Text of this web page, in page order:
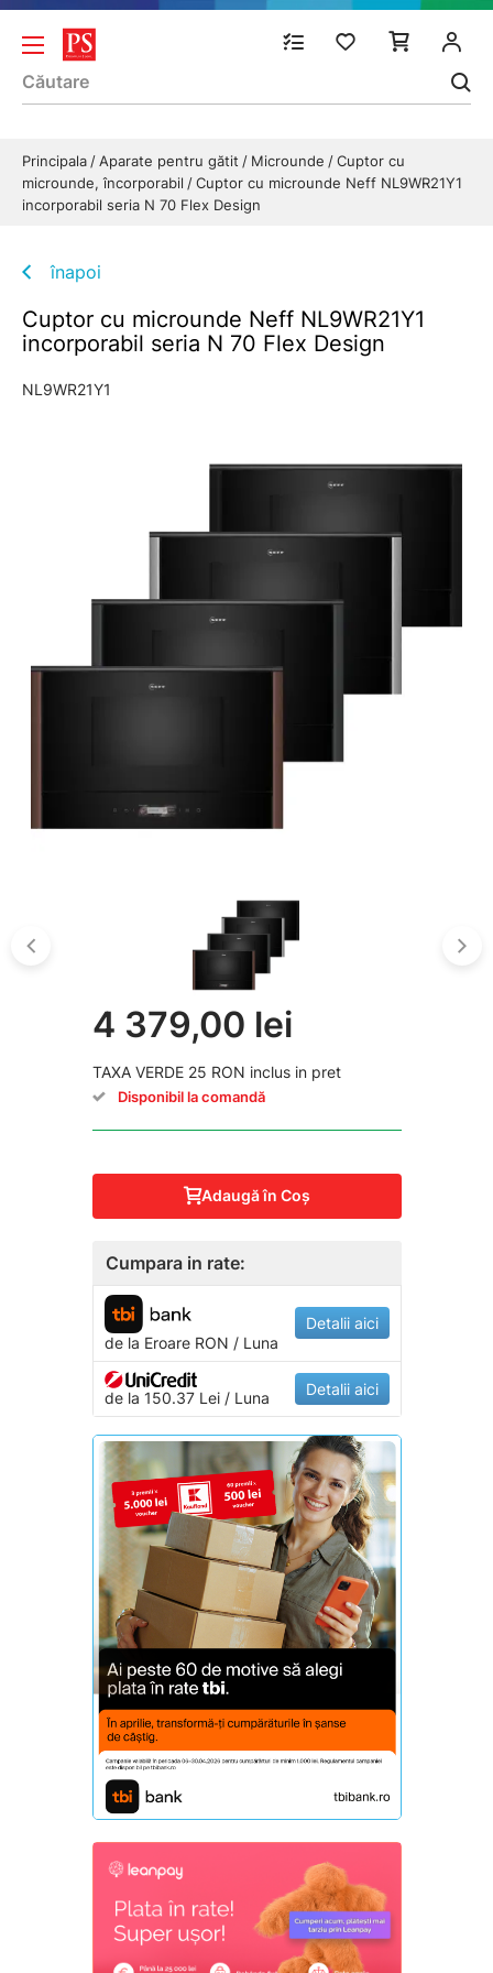
Principala Aparate pentru gătit Microunde
Cuptor cu
microunde, încorporabil
Cuptor cu microunde Neff NL9WR21Y1
incorporabil seria N 70 Flex Design
înapoi
Cuptor cu microunde Neff NL9WR21Y1
incorporabil seria N 70 Flex Design
NL9WR21Y1
4 379,00 lei
TAXA VERDE 25 RON inclus in pret
Disponibil la comandă
Adaugă în Coş
Cumpara in rate:
de la EroareRON / Luna
Detalii aici
de la 150.37 Lei / Luna Detalii aici